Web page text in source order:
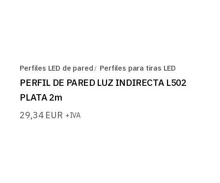
Perfiles LED de pared Perfiles para tiras LED
PERFIL DE PARED LUZ INDIRECTA L502
PLATA 2m
29,34 EUR +IVA